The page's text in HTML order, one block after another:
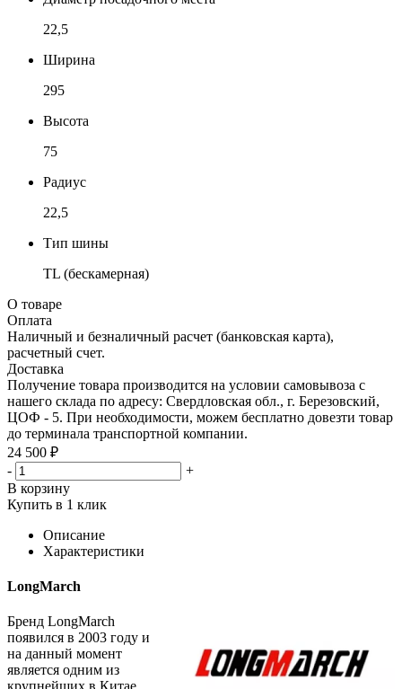
22,5
Ширина
295
Высота
75
Радиус
22,5
Тип шины
TL (бескамерная)
О товаре
Оплата
Наличный и безналичный расчет (банковская карта),
расчетный счет.
Доставка
Получение товара производится на условии самовывоза с
нашего склада по адресу: Свердловская обл., г. Березовский,
ЦОФ - 5. При необходимости, можем бесплатно довезти товар
до терминала транспортной компании.
24 500 ₽
-
+
В корзину
Купить в 1 клик
Описание
Характеристики
LongMarch
Бренд LongMarch
появился в 2003 году и
на данный момент
является одним из